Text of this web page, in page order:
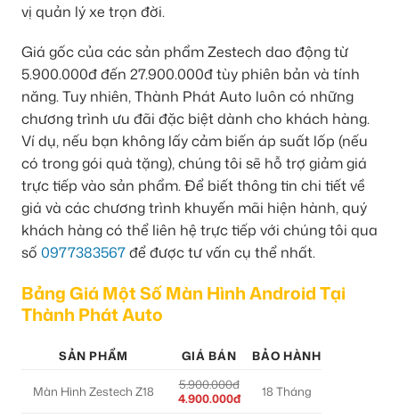
vị quản lý xe trọn đời.
Giá gốc của các sản phẩm Zestech dao động từ
5.900.000đ đến 27.900.000đ tùy phiên bản và tính
năng. Tuy nhiên, Thành Phát Auto luôn có những
chương trình ưu đãi đặc biệt dành cho khách hàng.
Ví dụ, nếu bạn không lấy cảm biến áp suất lốp (nếu
có trong gói quà tặng), chúng tôi sẽ hỗ trợ giảm giá
trực tiếp vào sản phẩm. Để biết thông tin chi tiết về
giá và các chương trình khuyến mãi hiện hành, quý
khách hàng có thể liên hệ trực tiếp với chúng tôi qua
số 0977383567để được tư vấn cụ thể nhất.
Bảng Giá Một Số Màn Hình Android Tại
Thành Phát Auto
SẢN PHẨM GIÁ BÁN BẢO HÀNH
Màn Hình Zestech Z18
5.900.000đ
4.900.000đ
18 Tháng